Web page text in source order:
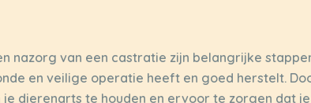
nazorg van een castratie zijn belangrijke
en veilige operatie heeft en goed herstelt.
je dierenarts te houden en ervoor te zorgen dat